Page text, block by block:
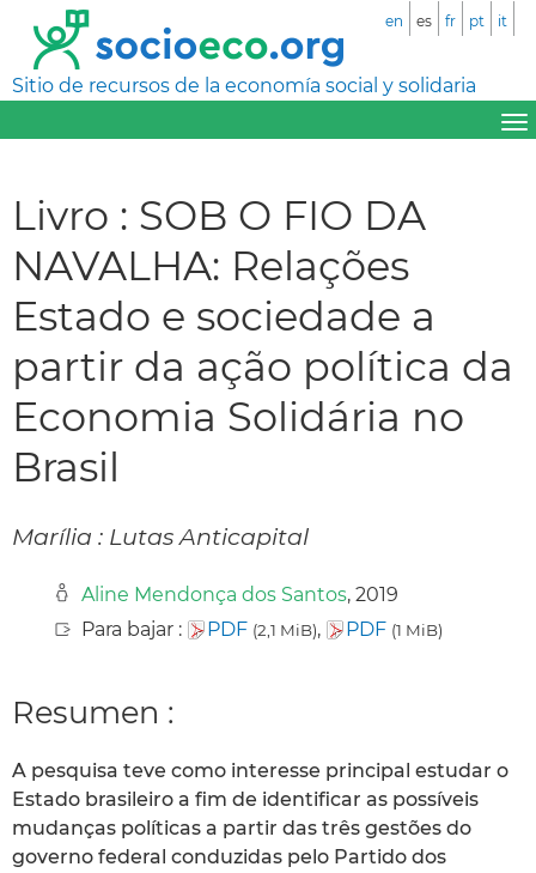
Sitio de recursos de la economía social y solidaria
en es fr pt it
Livro : SOB O FIO DA
NAVALHA: Relações
Estado e sociedade a
partir da ação política da
Economia Solidária no
Brasil
Marília : Lutas Anticapital
Aline Mendonça dos Santos, 2019
Para bajar :
PDF (2,1 MiB), PDF (1 MiB)
Resumen :
A pesquisa teve como interesse principal estudar o
Estado brasileiro a fim de identificar as possíveis
mudanças políticas a partir das três gestões do
governo federal conduzidas pelo Partido dos